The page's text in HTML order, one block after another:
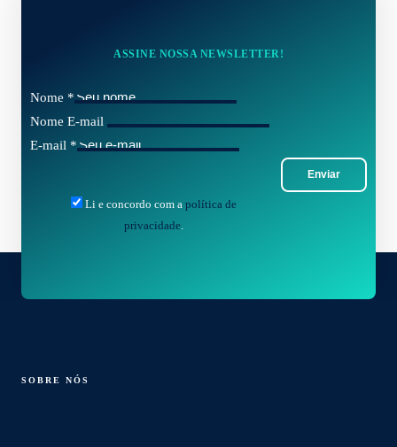
ASSINE NOSSA NEWSLETTER!
Nome *
Nome E-mail
E-mail *
Enviar
Li e concordo com a política de
privacidade
SOBRE NÓS